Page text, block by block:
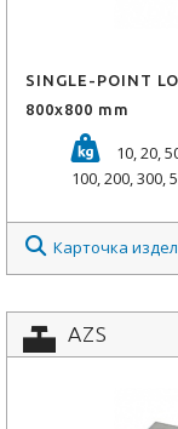
SINGLE-POINT
800x800 mm
10, 20,
100, 200, 300,
Карточка
AZS